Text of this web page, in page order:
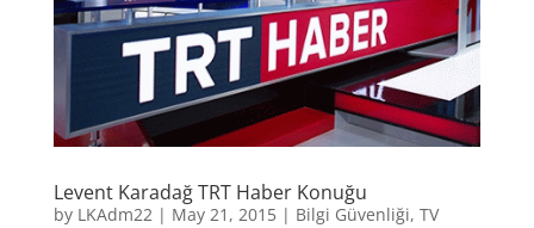
Levent Karadağ TRT Haber Konuğu
by LKAdm22| May 21, 2015| Bilgi Güvenliği, TV